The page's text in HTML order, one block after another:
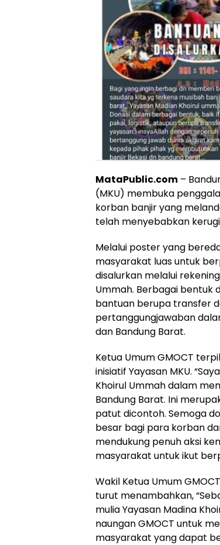
MataPublic.com –
(MKU) membuka
korban banjir yang
telah menyebabkan
Melalui poster yang
masyarakat luas untuk
disalurkan melalui
Ummah. Berbagai bentuk
bantuan berupa transfer
pertanggungjawaban
dan Bandung Barat.
Ketua Umum GMOCT
inisiatif Yayasan MKU.
Khoirul Ummah dalam
Bandung Barat. Ini
patut dicontoh. Semoga
besar bagi para korban
mendukung penuh aksi
masyarakat untuk ikut
Wakil Ketua Umum
turut menambahkan,
mulia Yayasan Madina
naungan GMOCT untuk
masyarakat yang dapat